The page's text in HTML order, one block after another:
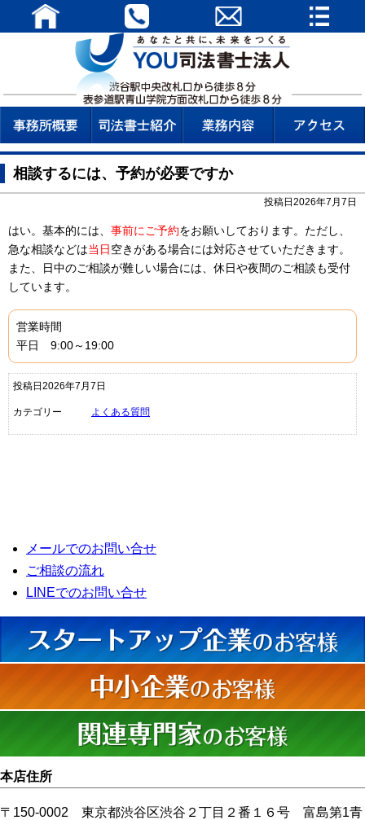
相談するには、予約が必要ですか
投稿日2026年7月7日
はい。基本的には、 事前にご予約をお願いしております。ただし、
急な相談などは当日空きがある場合には対応させていただきます。
また、日中のご相談が難しい場合には、休日や夜間のご相談も受付
しています。
営業時間
平日 9:00～19:00
投稿日2026年7月7日
カテゴリー よくある質問
メールでのお問い合せ
ご相談の流れ
LINEでのお問い合せ
本店住所
〒150-0002 東京都渋谷区渋谷２丁目２番１６号 富島第1青